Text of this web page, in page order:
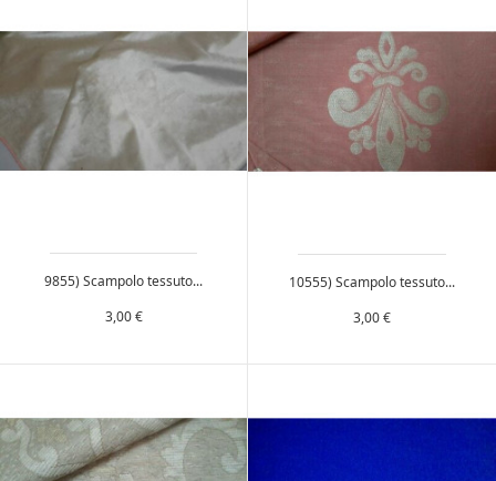
9855) Scampolo tessuto...
Prezzo
3,00 €
10555) Scampolo tessuto...
Prezzo
3,00 €